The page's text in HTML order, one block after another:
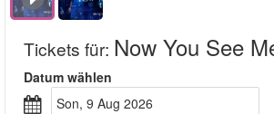
Tickets für: Now You See
Datum wählen
Son, 9 Aug 2026